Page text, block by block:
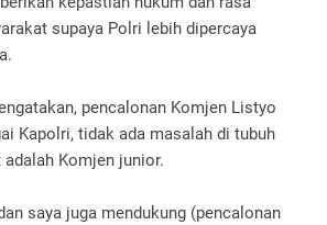
supaya Polri lebih dipercaya
pencalonan Komjen Listyo
Kapolri, tidak ada masalah di tubuh
Komjen junior.
saya juga mendukung (pencalonan